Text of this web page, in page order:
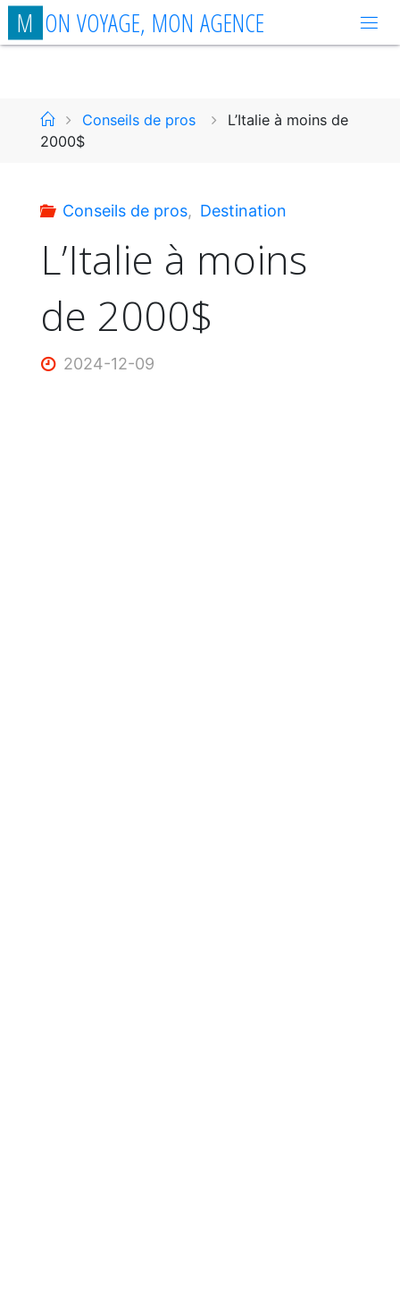
Aller
auM ON VOYAGE, MON AGENCE
AccueilConseils de pros
L’Italie à moins de
2000$
Conseils de pros, Destination
L’Italie à moins
de 2000$
2024-12-09